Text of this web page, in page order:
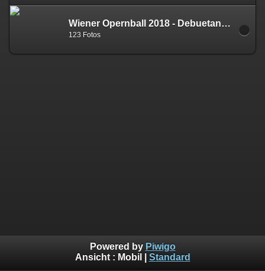
Wiener Opernball 2018 - Debuetantenparty 03.02.2018
123 Fotos
Powered by Piwigo
Ansicht : Mobil Standard